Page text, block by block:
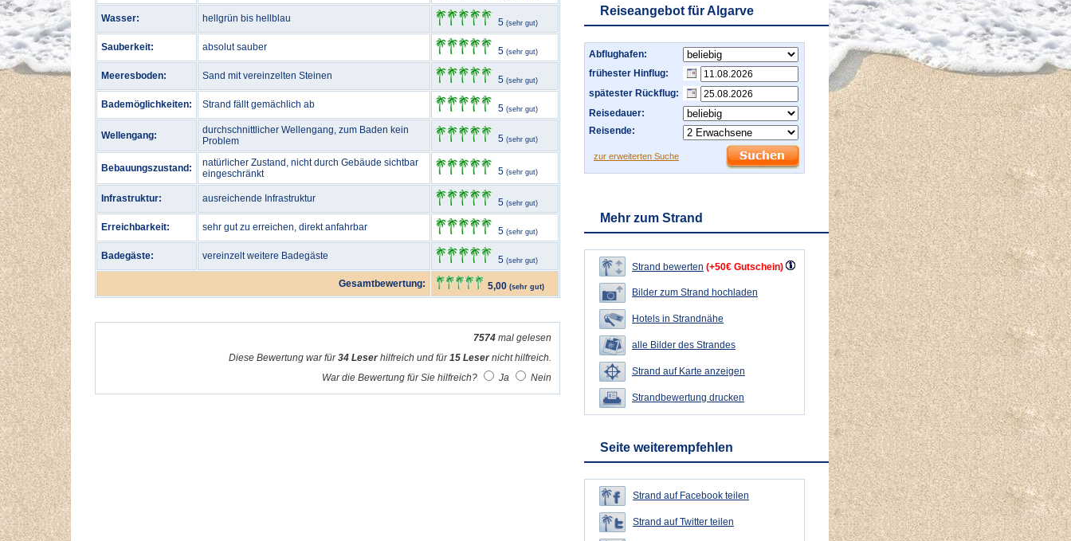
Wasser: hellgrün bis hellblau 5 (sehr gut)
Sauberkeit: absolut sauber 5 (sehr gut)
Meeresboden: Sand mit vereinzelten Steinen 5 (sehr gut)
Bademöglichkeiten: Strand fällt gemächlich ab 5 (sehr gut)
Wellengang:
durchschnittlicher Wellengang, zum Baden kein
Problem
5 (sehr gut)
Bebauungszustand:
natürlicher Zustand, nicht durch Gebäude sichtbar
eingeschränkt
5 (sehr gut)
Infrastruktur: ausreichende Infrastruktur 5 (sehr gut)
Erreichbarkeit: sehr gut zu erreichen, direkt anfahrbar 5 (sehr gut)
Badegäste: vereinzelt weitere Badegäste 5 (sehr gut)
Gesamtbewertung: 5,00 (sehr gut)
7574 mal gelesen
Diese Bewertung war für34 Leserhilfreich und für15 Lesernicht hilfreich.
War die Bewertung für Sie hilfreich?
Ja Nein
Reiseangebot für Algarve
Abflughafen:
frühester Hinflug:
spätester Rückflug:
Reisedauer:
Reisende:
zur erweiterten Suche
Mehr zum Strand
Strand bewerten (+50€ Gutschein)
Bilder zum Strand hochladen
Hotels in Strandnähe
alle Bilder des Strandes
Strand auf Karte anzeigen
Strandbewertung drucken
Seite weiterempfehlen
Strand auf Facebook teilen
Strand auf Twitter teilen